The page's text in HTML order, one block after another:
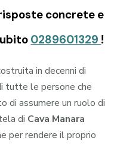
concrete e
0289601329 !
in decenni di
tutte le persone che
di assumere un ruolo di
di Cava Manara
per rendere il proprio